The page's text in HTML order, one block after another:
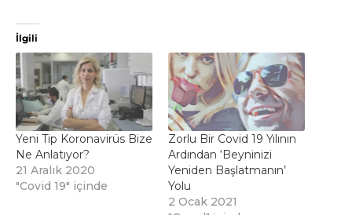
İlgili
Yeni Tip Koronavirüs Bize
Ne Anlatıyor?
21 Aralık 2020
"Covid 19" içinde
Zorlu Bir Covid 19 Yılının
Ardından ‘Beyninizi
Yeniden Başlatmanın’
Yolu
2 Ocak 2021